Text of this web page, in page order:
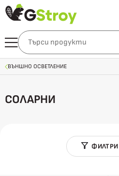
ВЪНШНО ОСВЕТЛЕНИЕ
СОЛАРНИ
ФИЛТРИ